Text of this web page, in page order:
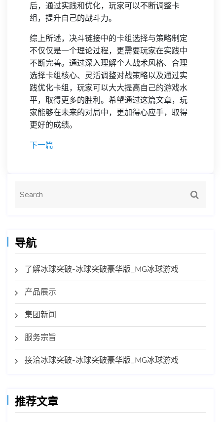
后，通过实践和优化，玩家可以不断调整卡
组，提升自己的战斗力。
综上所述，决斗链接中的卡组选择与策略制定
不仅仅是一个理论过程，更需要玩家在实践中
不断完善。通过深入理解个人战术风格、合理
选择卡组核心、灵活调整对战策略以及通过实
践优化卡组，玩家可以大大提高自己的游戏水
平，取得更多的胜利。希望通过这篇文章，玩
家能够在未来的对局中，更加得心应手，取得
更好的成绩。
下一篇
导航
了解冰球突破-冰球突破豪华版_MG冰球游戏
产品展示
集团新闻
服务宗旨
接洽冰球突破-冰球突破豪华版_MG冰球游戏
推荐文章